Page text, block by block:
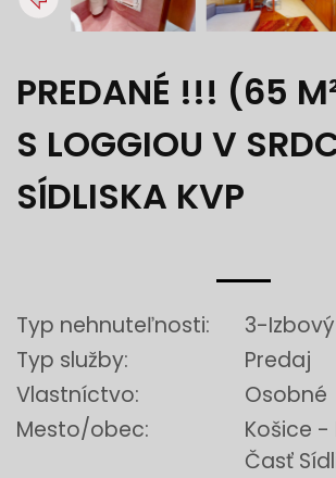
PREDANÉ !!! (65
S LOGGIOU V
SÍDLISKA KVP
Typ nehnuteľnosti:
3-
Typ služby:
Predaj
Vlastníctvo:
Osobné
Mesto/obec:
Košice -
Časť